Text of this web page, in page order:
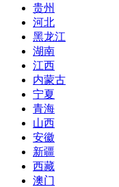
贵州
河北
黑龙江
湖南
江西
内蒙古
宁夏
青海
山西
安徽
新疆
西藏
澳门